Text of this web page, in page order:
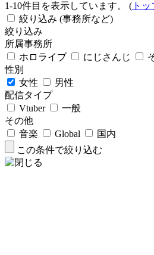
1-10件目を表示しています。 ( ト
絞り込み (事務所など)
絞り込み
所属事務所
ホロライブ
にじさんじ
性別
女性
男性
配信タイプ
Vtuber
一般
その他
音楽
Global
国内
この条件で絞り込む